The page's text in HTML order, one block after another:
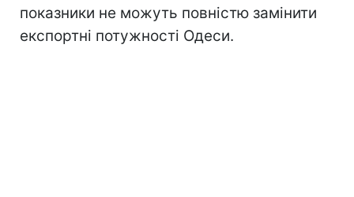
показники не можуть повністю замінити
експортні потужності Одеси.